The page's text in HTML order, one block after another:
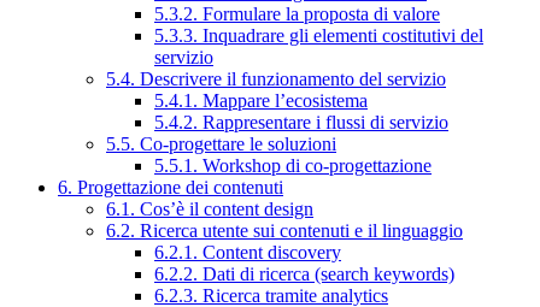
5.3.2. Formulare la proposta di valore
5.3.3. Inquadrare gli elementi costitutivi del
servizio
5.4. Descrivere il funzionamento del servizio
5.4.1. Mappare l’ecosistema
5.4.2. Rappresentare i flussi di servizio
5.5. Co-progettare le soluzioni
5.5.1. Workshop di co-progettazione
6. Progettazione dei contenuti
6.1. Cos’è il content design
6.2. Ricerca utente sui contenuti e il linguaggio
6.2.1. Content discovery
6.2.2. Dati di ricerca (search keywords)
6.2.3. Ricerca tramite analytics